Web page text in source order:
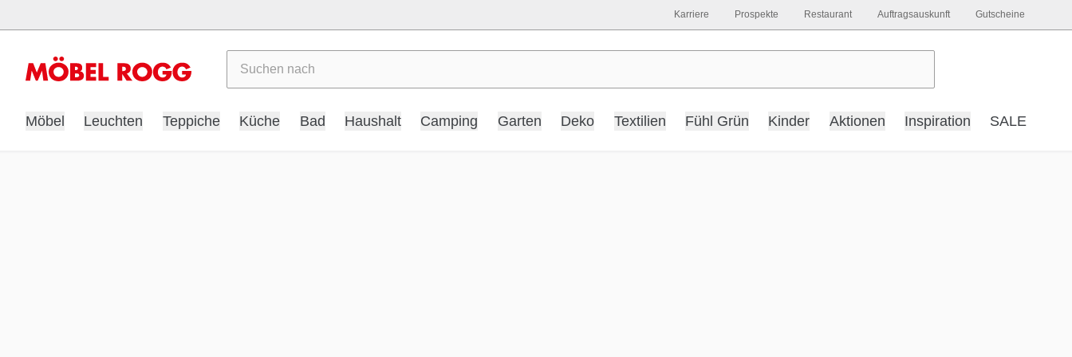
Möbel Leuchten Teppiche Küche Bad Haushalt Camping Garten Deko Textilien Fühl Grün Kinder Aktionen Inspiration SALE
Karriere Prospekte Restaurant Auftragsauskunft Gutscheine